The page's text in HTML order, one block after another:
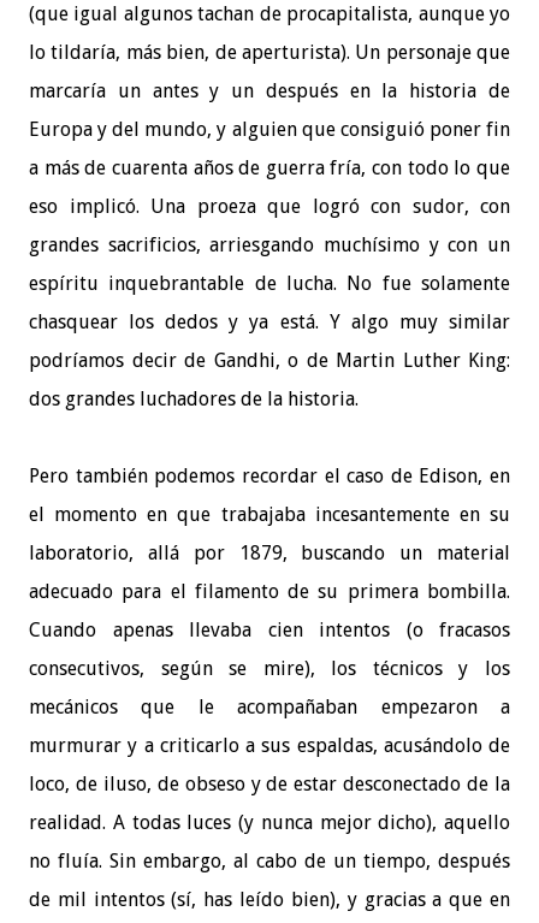
(que igual algunos tachan de procapitalista, aunque yo
lo tildaría, más bien, de aperturista). Un personaje que
marcaría un antes y un después en la historia de
Europa y del mundo, y alguien que consiguió poner fin
a más de cuarenta años de guerra fría, con todo lo que
eso implicó. Una proeza que logró con sudor, con
grandes sacrificios, arriesgando muchísimo y con un
espíritu inquebrantable de lucha. No fue solamente
chasquear los dedos y ya está. Y algo muy similar
podríamos decir de Gandhi, o de Martin Luther King:
dos grandes luchadores de la historia.
Pero también podemos recordar el caso de Edison, en
el momento en que trabajaba incesantemente en su
laboratorio, allá por 1879, buscando un material
adecuado para el filamento de su primera bombilla.
Cuando apenas llevaba cien intentos (o fracasos
consecutivos, según se mire), los técnicos y los
mecánicos que le acompañaban empezaron a
murmurar y a criticarlo a sus espaldas, acusándolo de
loco, de iluso, de obseso y de estar desconectado de la
realidad. A todas luces (y nunca mejor dicho), aquello
no fluía. Sin embargo, al cabo de un tiempo, después
de mil intentos (sí, has leído bien), y gracias a que en